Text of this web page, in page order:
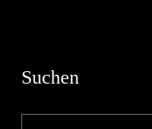
Suchen